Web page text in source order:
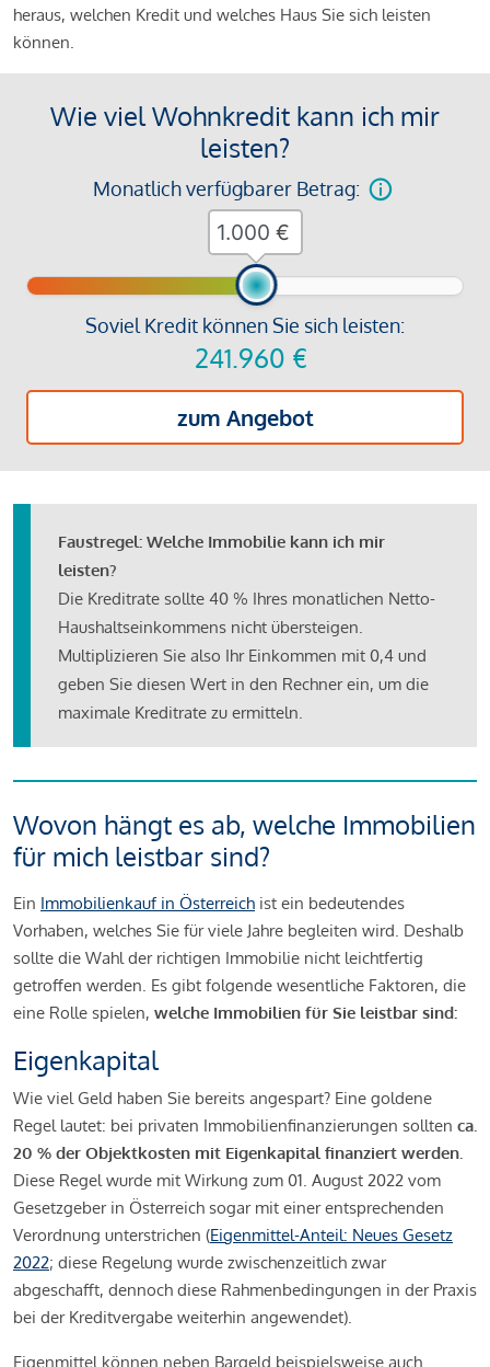
heraus, welchen Kredit und welches Haus Sie sich leisten
können.
Wie viel Wohnkredit kann ich mir
leisten?
Monatlich verfügbarer Betrag:
Soviel Kredit können Sie sich leisten:
241.960 €
zum Angebot
€
Faustregel: Welche Immobilie kann ich mir
leisten?
Die Kreditrate sollte 40 % Ihres monatlichen Netto-
Haushaltseinkommens nicht übersteigen.
Multiplizieren Sie also Ihr Einkommen mit 0,4 und
geben Sie diesen Wert in den Rechner ein, um die
maximale Kreditrate zu ermitteln.
Wovon hängt es ab, welche Immobilien
für mich leistbar sind?
Ein Immobilienkauf in Österreich ist ein bedeutendes
Vorhaben, welches Sie für viele Jahre begleiten wird. Deshalb
sollte die Wahl der richtigen Immobilie nicht leichtfertig
getroffen werden. Es gibt folgende wesentliche Faktoren, die
eine Rolle spielen, welche Immobilien für Sie leistbar sind:
Eigenkapital
Wie viel Geld haben Sie bereits angespart? Eine goldene
Regel lautet: bei privaten Immobilienfinanzierungen sollten ca.
20 % der Objektkosten mit Eigenkapital finanziert werden.
Diese Regel wurde mit Wirkung zum 01. August 2022 vom
Gesetzgeber in Österreich sogar mit einer entsprechenden
Verordnung unterstrichen (Eigenmittel-Anteil: Neues Gesetz
2022; diese Regelung wurde zwischenzeitlich zwar
abgeschafft, dennoch diese Rahmenbedingungen in der Praxis
bei der Kreditvergabe weiterhin angewendet).
Eigenmittel können neben Bargeld beispielsweise auch